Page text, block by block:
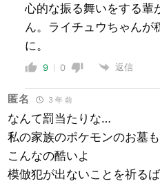
心的な振る舞いをする輩
ん。ライチュウちゃんが
に。
9 0 返信
匿名 3 年 前
なんて罰当たりな…
私の家族のポケモンのお墓
こんなの酷いよ
模倣犯が出ないことを祈る